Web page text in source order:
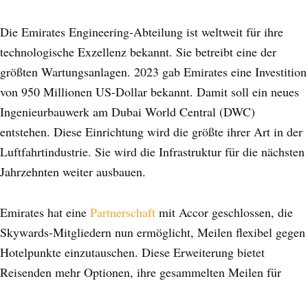
Die Emirates Engineering-Abteilung ist weltweit für ihre
technologische Exzellenz bekannt. Sie betreibt eine der
größten Wartungsanlagen. 2023 gab Emirates eine Investition
von 950 Millionen US-Dollar bekannt. Damit soll ein neues
Ingenieurbauwerk am Dubai World Central (DWC)
entstehen. Diese Einrichtung wird die größte ihrer Art in der
Luftfahrtindustrie. Sie wird die Infrastruktur für die nächsten
Jahrzehnten weiter ausbauen.
Emirates hat eine Partnerschaft mit Accor geschlossen, die
Skywards-Mitgliedern nun ermöglicht, Meilen flexibel gegen
Hotelpunkte einzutauschen. Diese Erweiterung bietet
Reisenden mehr Optionen, ihre gesammelten Meilen für